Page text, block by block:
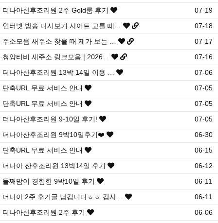
더나아산후조리원 2주 Gold룸 후기
07-19
인터넷 방송 다시보기 사이트 고를 때…
07-18
주소모음 새주소 찾을 때 제가 보는 …
07-17
청양티비 새주소 링크모음 | 2026…
07-16
더나아산후조리원 13박 14일 이용 …
07-06
단축URL 무료 서비스 안내
07-05
단축URL 무료 서비스 안내
07-05
더나아산후조리원 9-10일 후기!
07-05
더나아산후조리원 9박10일후기❤️
06-30
단축URL 무료 서비스 안내
06-15
더나아 산후조리원 13박14일 후기
06-12
둘째맘이 경험한 9박10일 후기
06-11
더나아 2주 후기글 남깁니다ㅎㅎ 감사…
06-11
더나아산후조리원 2주 후기
06-06